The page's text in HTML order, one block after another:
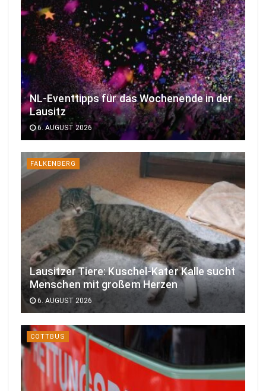
NL-Eventtipps für das Wochenende in der
Lausitz
6. AUGUST 2026
FALKENBERG
Lausitzer Tiere: Kuschel-Kater Kalle sucht
Menschen mit großem Herzen
6. AUGUST 2026
COTTBUS